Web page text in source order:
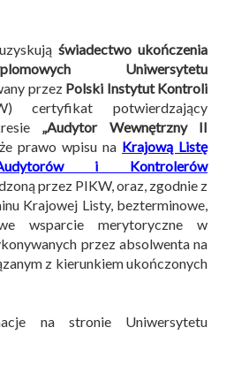
świadectwo ukończenia
Uniwersytetu
przez Polski Instytut Kontroli
certyfikat potwierdzający
„Audytor Wewnętrzny II
prawo wpisu na Krajową Listę
i Kontrolerów
przez PIKW, oraz, zgodnie z
Krajowej Listy, bezterminowe,
wsparcie merytoryczne w
przez absolwenta na
z kierunkiem ukończonych
na stronie Uniwersytetu